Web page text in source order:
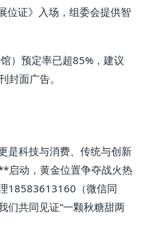
位证》入场，组委会提供智
）预定率已超85%，建议
面广告。
是科技与消费、传统与创新
启动，黄金位置争夺战火热
18583613160（微信同
们共同见证“一颗秋糖甜两